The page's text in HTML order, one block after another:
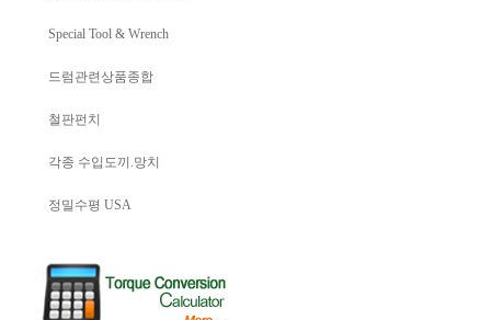
Special Tool & Wrench
드럼관련상품종합
철판펀치
각종 수입도끼.망치
정밀수평 USA